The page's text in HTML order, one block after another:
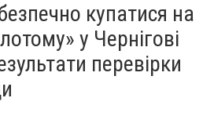
купатися на
у Чернігові
перевірки